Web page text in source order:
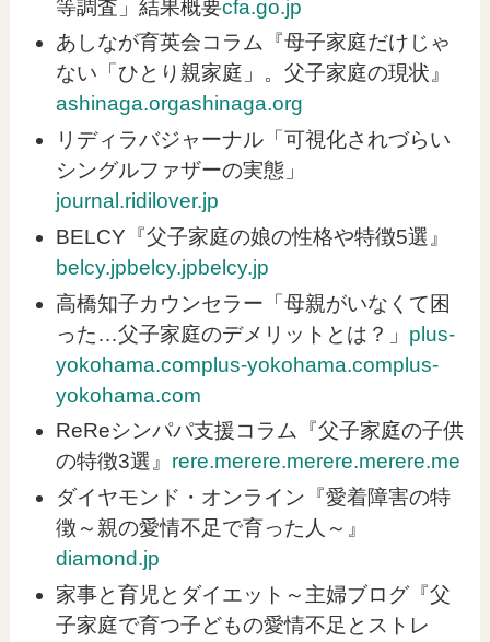
等調査」結果概要cfa.go.jp
あしなが育英会コラム『母子家庭だけじゃ
ない「ひとり親家庭」。父子家庭の現状』
ashinaga.orgashinaga.org
リディラバジャーナル「可視化されづらい
シングルファザーの実態」
journal.ridilover.jp
BELCY『父子家庭の娘の性格や特徴5選』
belcy.jpbelcy.jpbelcy.jp
高橋知子カウンセラー「母親がいなくて困
った…父子家庭のデメリットとは？」 plus-
yokohama.complus-yokohama.complus-
yokohama.com
ReReシンパパ支援コラム『父子家庭の子供
の特徴3選』 rere.merere.merere.merere.me
ダイヤモンド・オンライン『愛着障害の特
徴～親の愛情不足で育った人～』
diamond.jp
家事と育児とダイエット～主婦ブログ『父
子家庭で育つ子どもの愛情不足とストレ